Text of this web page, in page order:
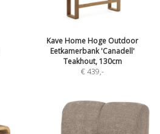
Kave Home Hoge Outdoor
Eetkamerbank 'Canadell'
Teakhout, 130cm
€ 439,-